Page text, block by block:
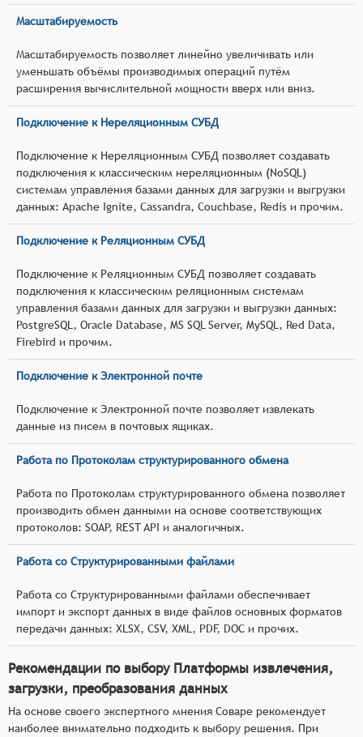
Масштабируемость
Масштабируемость позволяет линейно увеличивать или
уменьшать объёмы производимых операций путём
расширения вычислительной мощности вверх или вниз.
Подключение к Нереляционным СУБД
Подключение к Нереляционным СУБД позволяет создавать
подключения к классическим нереляционным (NoSQL)
системам управления базами данных для загрузки и выгрузки
данных: Apache Ignite, Cassandra, Couchbase, Redis и прочим.
Подключение к Реляционным СУБД
Подключение к Реляционным СУБД позволяет создавать
подключения к классическим реляционным системам
управления базами данных для загрузки и выгрузки данных:
PostgreSQL, Oracle Database, MS SQL Server, MySQL, Red Data,
Firebird и прочим.
Подключение к Электронной почте
Подключение к Электронной почте позволяет извлекать
данные из писем в почтовых ящиках.
Работа по Протоколам структурированного обмена
Работа по Протоколам структурированного обмена позволяет
производить обмен данными на основе соответствующих
протоколов: SOAP, REST API и аналогичных.
Работа со Структурированными файлами
Работа со Структурированными файлами обеспечивает
импорт и экспорт данных в виде файлов основных форматов
передачи данных: XLSX, CSV, XML, PDF, DOC и прочих.
Рекомендации по выбору Платформы извлечения,
загрузки, преобразования данных
На основе своего экспертного мнения Соваре рекомендует
наиболее внимательно подходить к выбору решения. При